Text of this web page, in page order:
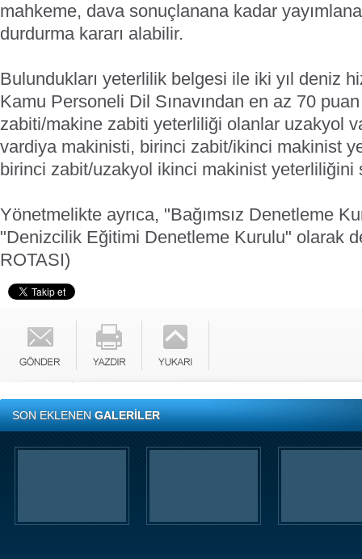
mahkeme, dava sonuçlanana kadar
durdurma kararı alabilir.
Bulundukları yeterlilik belgesi ile iki yıl deniz
Kamu Personeli Dil Sınavından en az 70
zabiti/makine zabiti yeterliliği olanlar uzakyol
vardiya makinisti, birinci zabit/ikinci makinist
birinci zabit/uzakyol ikinci makinist yeterliliğini
Yönetmelikte ayrıca, "Bağımsız Denetleme
"Denizcilik Eğitimi Denetleme Kurulu" olarak
ROTASI)
SON EKLENENGALERİLER